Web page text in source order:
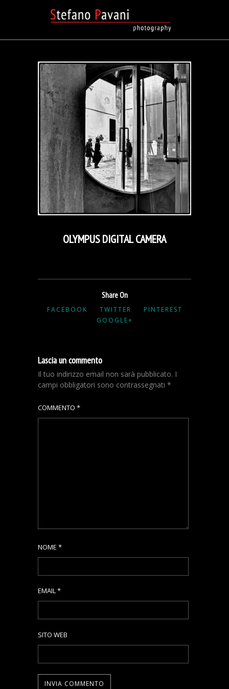
OLYMPUS DIGITAL CAMERA
Share On
FACEBOOK TWITTER
PINTEREST
GOOGLE+
Lascia un commento
Il tuo indirizzo email non sarà pubblicato. I
campi obbligatori sono contrassegnati *
COMMENTO *
NOME *
EMAIL*
SITO WEB